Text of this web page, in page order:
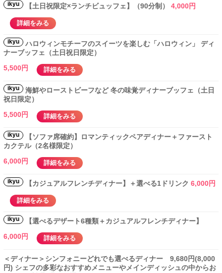
ikyu 【土日祝限定×ランチビュッフェ】（90分制） 4,000円
詳細をみる
ikyu
ハロウィンモチーフのスイーツを楽しむ「ハロウィン」 ディ
ナーブッフェ（土日祝日限定）
5,500円
詳細をみる
ikyu
海鮮やローストビーフなど 冬の味覚ディナーブッフェ（土日
祝日限定）
5,500円
詳細をみる
ikyu
【ソファ席確約】ロマンティックペアディナー＋ファースト
カクテル（2名様限定）
6,000円
詳細をみる
ikyu 【カジュアルフレンチディナー】＋選べる1ドリンク 6,000円
詳細をみる
ikyu
【選べるデザート6種類＋カジュアルフレンチディナー】
6,000円
詳細をみる
＜ディナー＞シンフォニーどれでも選べるディナー 9,680円(8,000
円) シェフの多彩なおすすめメニューやメインディッシュの中からお